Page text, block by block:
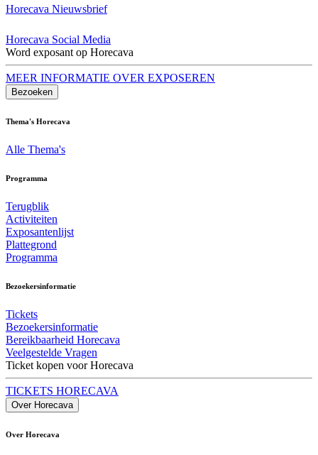
Horecava Nieuwsbrief
Horecava Social Media
Word exposant op Horecava
MEER INFORMATIE OVER EXPOSEREN
Bezoeken
Thema's Horecava
Alle Thema's
Programma
Terugblik
Activiteiten
Exposantenlijst
Plattegrond
Programma
Bezoekersinformatie
Tickets
Bezoekersinformatie
Bereikbaarheid Horecava
Veelgestelde Vragen
Ticket kopen voor Horecava
TICKETS HORECAVA
Over Horecava
Over Horecava